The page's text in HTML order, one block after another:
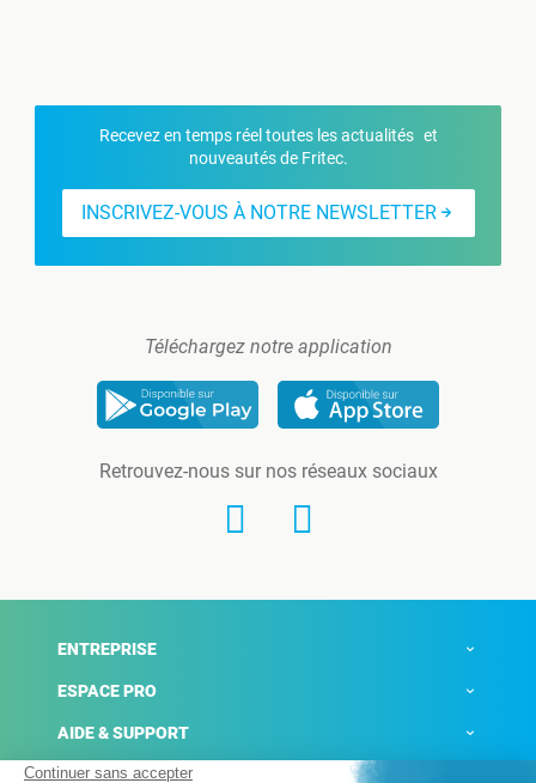
Recevez en temps réel toutes les actualités et
nouveautés de Fritec.
INSCRIVEZ-VOUS À NOTRE NEWSLETTER
Téléchargez notre application
Retrouvez-nous sur nos réseaux sociaux
ENTREPRISE
ESPACE PRO
AIDE & SUPPORT
ACTUALITÉS